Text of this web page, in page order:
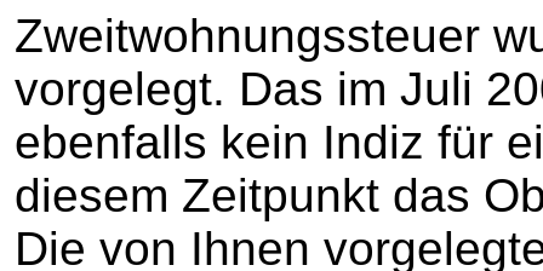
Zweitwohnungssteuer
vorgelegt. Das im Juli
ebenfalls kein Indiz für
diesem Zeitpunkt das
Die von Ihnen